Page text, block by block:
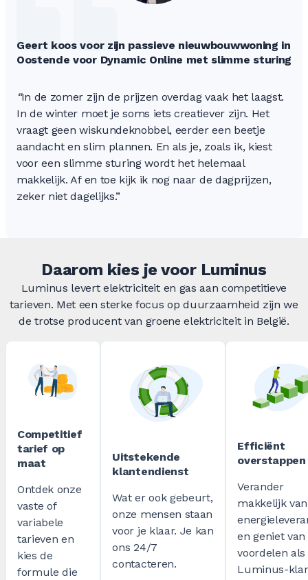
Geert koos voor zijn passieve nieuwbouwwoning in
Oostende voor Dynamic Online met slimme sturing
“In de zomer zijn de prijzen overdag vaak het laagst.
In de winter moet je soms iets creatiever zijn. Het
vraagt geen wiskundeknobbel, eerder een beetje
aandacht en slim plannen. En als je, zoals ik, kiest
voor een slimme sturing wordt het helemaal
makkelijk. Af en toe kijk ik nog naar de dagprijzen,
zeker niet dagelijks.”
Daarom kies je voor Luminus
Luminus levert elektriciteit en gas aan competitieve
tarieven. Met een sterke focus op duurzaamheid zijn we
de trotse producent van groene elektriciteit in België.
Competitief
tarief op
maat
Ontdek onze
vaste of
variabele
tarieven en
kies de
formule die
Uitstekende
klantendienst
Wat er ook gebeurt,
onze mensen staan
voor je klaar. Je kan
ons 24/7
contacteren.
Efficiënt
overstappen
Verander
makkelijk van
en geniet
voordelen als
Luminus-